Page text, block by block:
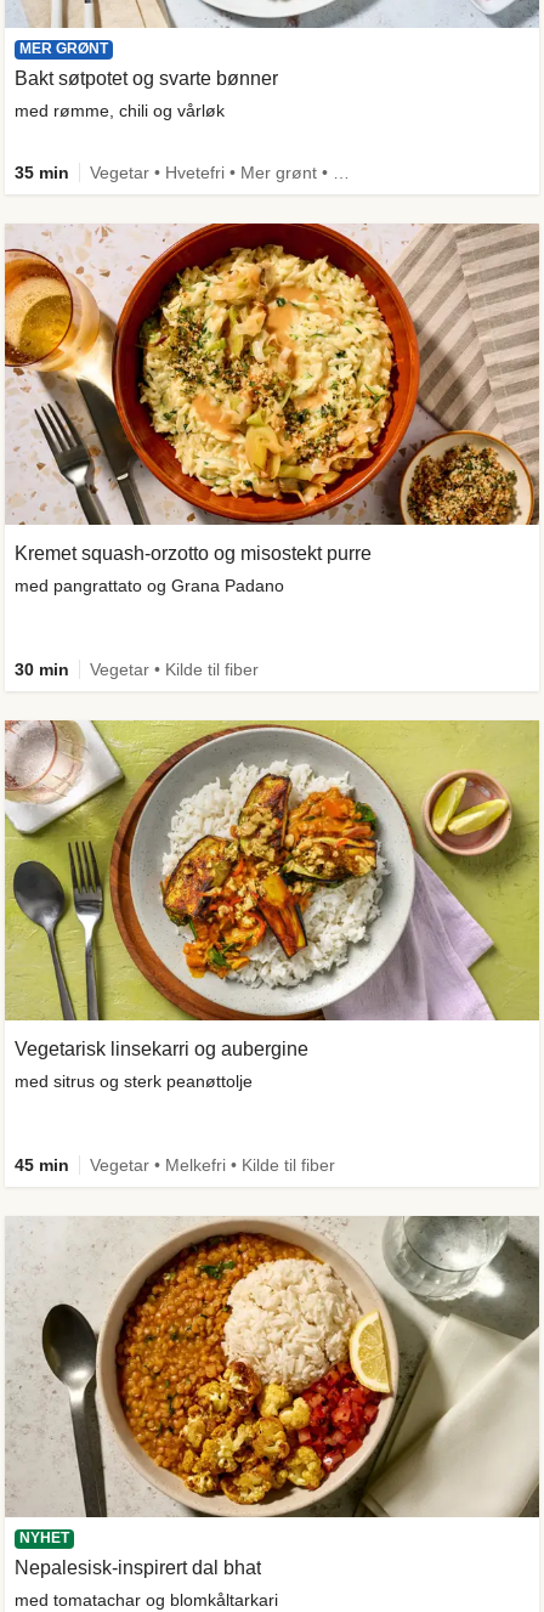
MER GRØNT
Bakt søtpotet og svarte bønner
med rømme, chili og vårløk
35 min
Kremet squash-orzotto og misostekt purre
med pangrattato og Grana Padano
30 min Vegetar • Kilde til fiber
Vegetarisk linsekarri og aubergine
med sitrus og sterk peanøttolje
45 min Vegetar • Melkefri • Kilde til fiber
NYHET
Nepalesisk-inspirert dal bhat
med tomatachar og blomkåltarkari